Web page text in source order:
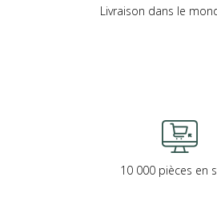
Livraison dans le
10 000 pièces en